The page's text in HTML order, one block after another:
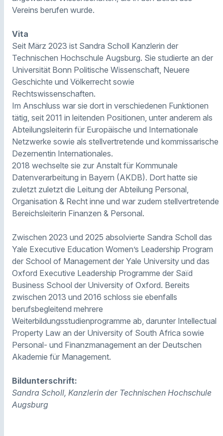
Vereins berufen wurde.
Vita
Seit März 2023 ist Sandra Scholl Kanzlerin der
Technischen Hochschule Augsburg. Sie studierte an der
Universität Bonn Politische Wissenschaft, Neuere
Geschichte und Völkerrecht sowie
Rechtswissenschaften.
Im Anschluss war sie dort in verschiedenen Funktionen
tätig, seit 2011 in leitenden Positionen, unter anderem als
Abteilungsleiterin für Europäische und Internationale
Netzwerke sowie als stellvertretende und kommissarische
Dezernentin Internationales.
2018 wechselte sie zur Anstalt für Kommunale
Datenverarbeitung in Bayern (AKDB). Dort hatte sie
zuletzt zuletzt die Leitung der Abteilung Personal,
Organisation & Recht inne und war zudem stellvertretende
Bereichsleiterin Finanzen & Personal.
Zwischen 2023 und 2025 absolvierte Sandra Scholl das
Yale Executive Education Women’s Leadership Program
der School of Management der Yale University und das
Oxford Executive Leadership Programme der Saïd
Business School der University of Oxford. Bereits
zwischen 2013 und 2016 schloss sie ebenfalls
berufsbegleitend mehrere
Weiterbildungsstudienprogramme ab, darunter Intellectual
Property Law an der University of South Africa sowie
Personal- und Finanzmanagement an der Deutschen
Akademie für Management.
Bildunterschrift:
Sandra Scholl, Kanzlerin der Technischen Hochschule
Augsburg